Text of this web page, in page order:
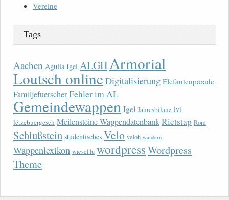
Vereine
Tags
Aachen Agulia Igel ALGHArmorial
Loutsch onlineDigitalisierung Elefantenparade
FamiljefuerscherFehler im AL
Gemeindewappen Igel Jahresbilanz lvi
lëtzebuergesch Meilensteine WappendatenbankRietstap Rom
Schlußstein studentisches Velo veloh wandern
Wappenlexikon wiesel.lu wordpressWordpress
Theme